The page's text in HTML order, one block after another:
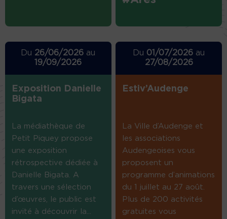
Du 26/06/2026 au
19/09/2026
Exposition Danielle
Bigata
La médiathèque de
Petit Piquey propose
une exposition
rétrospective dédiée à
Danielle Bigata. A
travers une sélection
d’œuvres, le public est
invité à découvrir la...
Du 01/07/2026 au
27/08/2026
Estiv’Audenge
La Ville d’Audenge et
les associations
Audengeoises vous
proposent un
programme d’animations
du 1 juillet au 27 août.
Plus de 200 activités
gratuites vous